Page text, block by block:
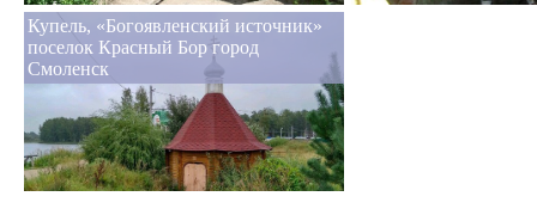
Купель, «Богоявленский источник»
поселок Красный Бор город
Смоленск